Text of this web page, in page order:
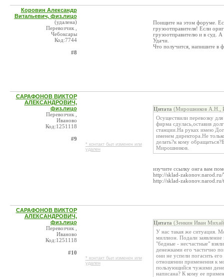
Коровин Александр
Витальевич, физ.лицо
(удалена)
Перевозчик ,
Чебоксары
Код:7744
#8
Поищите на этом форуме.
грузоотправителя! Если
грузоотправителю и в суд.
Удачи.
Что получится, напишите в
САРАФОНОВ ВИКТОР
АЛЕКСАНДРОВИЧ,
физ.лицо
Перевозчик ,
Иваново
Код:1251118
#9
* контакт был изменен или
удален
Цитата (Мирошников А.Н.,
Осуществили перевозку
фирма сдулась,оставив
станции.На руках имею
именем директора.Не
делать?к кому
Мирошников.
изучите ссылку онга вам
http://sklad-
http://sklad-
САРАФОНОВ ВИКТОР
АЛЕКСАНДРОВИЧ,
физ.лицо
Перевозчик ,
Иваново
Код:1251118
#10
* контакт был изменен или
удален
Цитата (Зенкин Иван
У нас такая же ситуация.
миллион. Подали
"бедные - несчастные"
денежками его частично
они не успели погасить
отношении применения к
пользующийся чужими
написана? К кому ее